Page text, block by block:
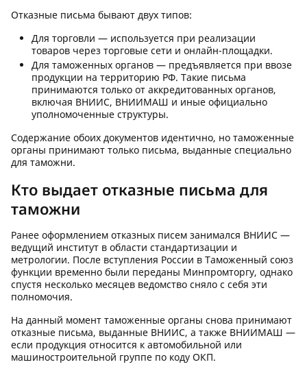
Отказные письма бывают двух типов:
Для торговли — используется при реализации
товаров через торговые сети и онлайн-площадки.
Для таможенных органов — предъявляется при ввозе
продукции на территорию РФ. Такие письма
принимаются только от аккредитованных органов,
включая ВНИИС, ВНИИМАШ и иные официально
уполномоченные структуры.
Содержание обоих документов идентично, но таможенные
органы принимают только письма, выданные специально
для таможни.
Кто выдает отказные письма для
таможни
Ранее оформлением отказных писем занимался ВНИИС —
ведущий институт в области стандартизации и
метрологии. После вступления России в Таможенный союз
функции временно были переданы Минпромторгу, однако
спустя несколько месяцев ведомство сняло с себя эти
полномочия.
На данный момент таможенные органы снова принимают
отказные письма, выданные ВНИИС, а также ВНИИМАШ —
если продукция относится к автомобильной или
машиностроительной группе по коду ОКП.